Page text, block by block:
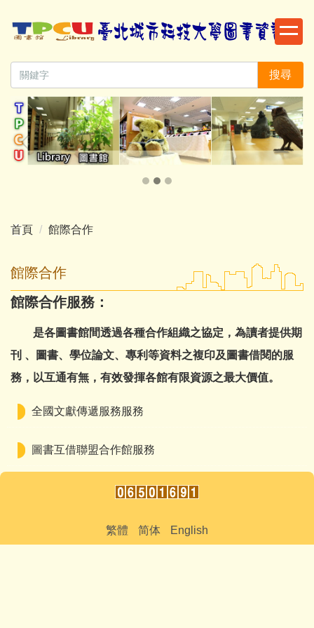
到
要
區
搜尋
首頁 館際合作
館際合作
館際合作服務：
是各圖書館間透過各種合作組織之協定，為讀者提供期
刊 、圖書、學位論文、專利等資料之複印及圖書借閱的服
務，以互通有無，有效發揮各館有限資源之最大價值。
全國文獻傳遞服務服務
圖書互借聯盟合作館服務
繁體 简体 English